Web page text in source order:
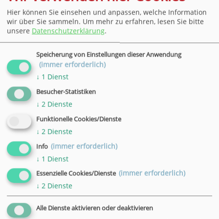
lernen, passende Inhalte für ihre Arbeit im
Ehrenamt zu entwickeln
gewinnen Sicherheit im Umgang mit Social Media
entwickeln selbständig konkrete Ideen, um neue
Mitglieder und Unterstützer zu erreichen
Zielgruppe
Menschen im Ehrenamt oder mit Interesse an dem
Thema
Methoden
Hier können Sie einsehen und anpassen, welche Information
wir über Sie sammeln. Um mehr zu erfahren, lesen Sie bitte
unsere Datenschutzerklärung.
Speicherung von Einstellungen dieser Anwendung
(immer erforderlich)
↓ 1 Dienst
Besucher-Statistiken
↓ 2 Dienste
Funktionelle Cookies/Dienste
↓ 2 Dienste
Info (immer erforderlich)
↓ 1 Dienst
Essenzielle Cookies/Dienste (immer erforderlich)
↓ 2 Dienste
Alle Dienste aktivieren oder deaktivieren